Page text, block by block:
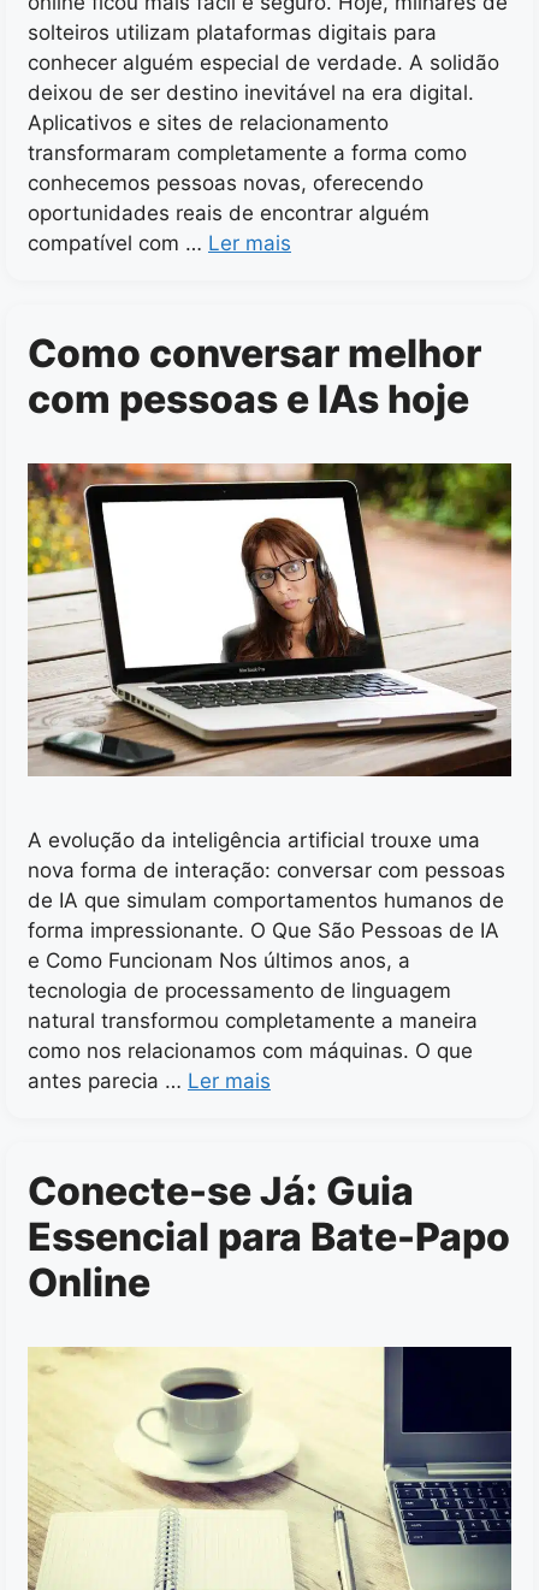
solteiros utilizam plataformas digitais para
conhecer alguém especial de verdade. A solidão
deixou de ser destino inevitável na era digital.
Aplicativos e sites de relacionamento
transformaram completamente a forma como
conhecemos pessoas novas, oferecendo
oportunidades reais de encontrar alguém
compatível com … Ler mais
Como conversar melhor
com pessoas e IAs hoje
A evolução da inteligência artificial trouxe uma
nova forma de interação: conversar com pessoas
de IA que simulam comportamentos humanos de
forma impressionante. O Que São Pessoas de IA
e Como Funcionam Nos últimos anos, a
tecnologia de processamento de linguagem
natural transformou completamente a maneira
como nos relacionamos com máquinas. O que
antes parecia … Ler mais
Conecte-se Já: Guia
Essencial para Bate-Papo
Online